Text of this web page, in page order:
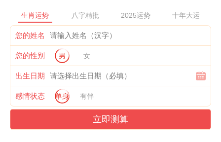
生肖运势 八字精批 2025运势 十年大运
您的姓名
您的性别 男 女
出生日期
感情状态 单身 有伴
立即测算